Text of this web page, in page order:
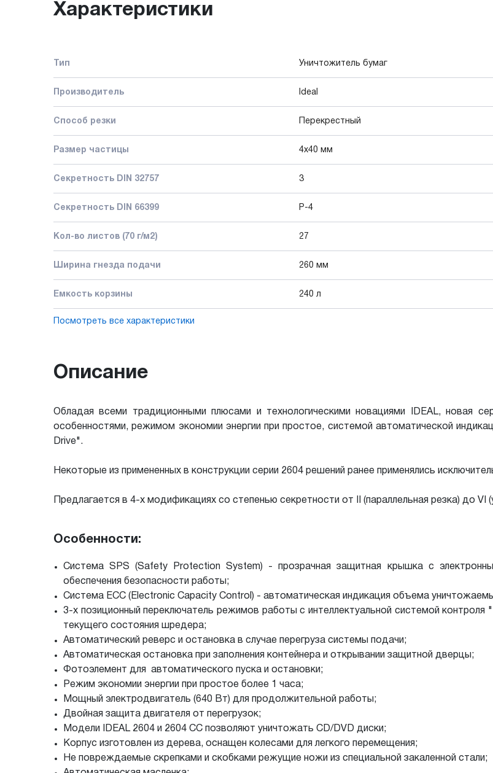
Характеристики
Тип Уничтожитель бумаг
Производитель Ideal
Способ резки Перекрестный
Размер частицы 4x40 мм
Секретность DIN 32757 3
Секретность DIN 66399 P-4
Кол-во листов (70 г/м2) 27
Ширина гнезда подачи 260 мм
Емкость корзины 240 л
Посмотреть все характеристики
Описание
Обладая всеми традиционными плюсами и технологическими новациями IDEAL, новая
особенностями, режимом экономии энергии при простое, системой автоматической
Drive".
Некоторые из примененных в конструкции серии 2604 решений ранее применялись
Предлагается в 4-х модификациях со степенью секретности от II (параллельная резка) до
Особенности:
Система SPS (Safety Protection System) - прозрачная защитная крышка с
обеспечения безопасности работы;
Система ECC (Electronic Capacity Control) - автоматическая индикация объема
3-х позиционный переключатель режимов работы с интеллектуальной системой
текущего состояния шредера;
Автоматический реверс и остановка в случае перегруза системы подачи;
Автоматическая остановка при заполнения контейнера и открывании защитной дверцы;
Фотоэлемент для автоматического пуска и остановки;
Режим экономии энергии при простое более 1 часа;
Мощный электродвигатель (640 Вт) для продолжительной работы;
Двойная защита двигателя от перегрузок;
Модели IDEAL 2604 и 2604 СС позволяют уничтожать CD/DVD диски;
Корпус изготовлен из дерева, оснащен колесами для легкого перемещения;
Не повреждаемые скрепками и скобками режущие ножи из специальной закаленной стали;